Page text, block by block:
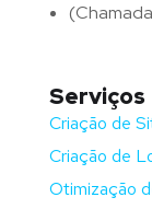
Serviços
Criação de
Criação de
Otimização